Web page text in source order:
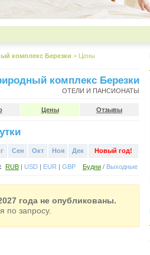
комплекс Березки > Цены
комплекс Березки
ОТЕЛИ И ПАНСИОНАТЫ
Цены Отзывы
Сен Окт Ноя Дек Новый год!
RUB | USD | EUR | GBP Будни / Выходные
года не опубликованы.
по запросу.